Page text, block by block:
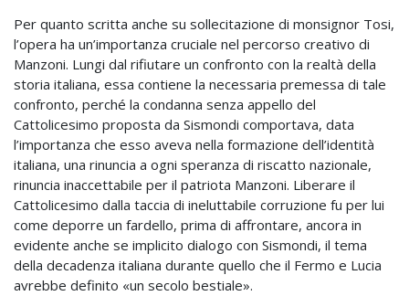
Per quanto scritta anche su sollecitazione di monsignor Tosi,
l’opera ha un’importanza cruciale nel percorso creativo di
Manzoni. Lungi dal rifiutare un confronto con la realtà della
storia italiana, essa contiene la necessaria premessa di tale
confronto, perché la condanna senza appello del
Cattolicesimo proposta da Sismondi comportava, data
l’importanza che esso aveva nella formazione dell’identità
italiana, una rinuncia a ogni speranza di riscatto nazionale,
rinuncia inaccettabile per il patriota Manzoni. Liberare il
Cattolicesimo dalla taccia di ineluttabile corruzione fu per lui
come deporre un fardello, prima di affrontare, ancora in
evidente anche se implicito dialogo con Sismondi, il tema
della decadenza italiana durante quello che il Fermo e Lucia
avrebbe definito «un secolo bestiale».